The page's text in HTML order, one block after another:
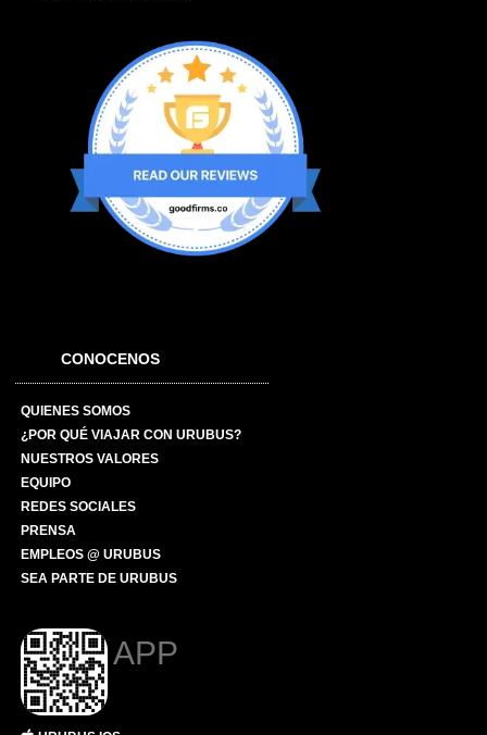
CONOCENOS
QUIENES SOMOS
¿POR QUÉ VIAJAR CON URUBUS?
NUESTROS VALORES
EQUIPO
REDES SOCIALES
PRENSA
EMPLEOS @ URUBUS
SEA PARTE DE URUBUS
APP